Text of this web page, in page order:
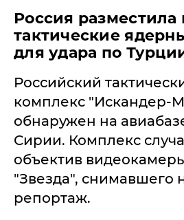
Россия разместила
тактические
для удара по
Российский
комплекс "Искандер-
обнаружен на
Сирии. Комплекс
объектив
"Звезда", снимавшего
репортаж.